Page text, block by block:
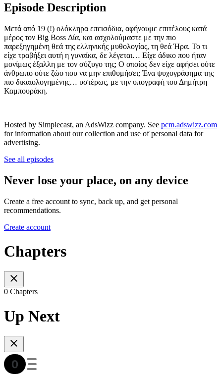
Episode Description
Μετά από 19 (!) ολόκληρα επεισόδια, αφήνουμε επιτέλους κατά
μέρος τον Big Boss Δία, και ασχολούμαστε με την πιο
παρεξηγημένη θεά της ελληνικής μυθολογίας, τη θεά Ήρα. Το τι
είχε τραβήξει αυτή η γυναίκα, δε λέγεται… Είχε άδικο που ήταν
μονίμως έξαλλη με τον σύζυγο της; Ο οποίος δεν είχε αφήσει ούτε
άνθρωπο ούτε ζώο που να μην επιθυμήσει; Ένα ψυχογράφημα της
πιο δικαιολογημένης… υστέρως, με την υπογραφή του Δημήτρη
Καμπουράκη.
Hosted by Simplecast, an AdsWizz company. See pcm.adswizz.com
for information about our collection and use of personal data for
advertising.
See all episodes
Never lose your place, on any device
Create a free account to sync, back up, and get personal
recommendations.
Create account
Chapters
0 Chapters
Up Next